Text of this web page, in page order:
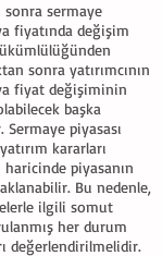
sonra sermaye
fiyatında değişim
sonra yatırımcının
fiyat değişiminin
başka
piyasası
kararları
piyasanın
Bu nedenle,
ilgili somut
her durum
değerlendirilmelidir.